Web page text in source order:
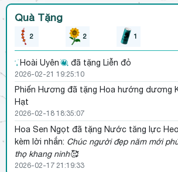
Quà Tặng
2 2 1
Hoài Uyên đã tặng Liễn đỏ
2026-02-21 19:25:10
Phiến Hương đã tặng Hoa hướng dương
Hạt
2026-02-18 18:35:07
Hoa Sen Ngọt đã tặng Nước tăng lực
kèm lời nhắn: Chúc người đẹp năm mới
thọ khang ninh🥰
2026-02-17 21:19:33